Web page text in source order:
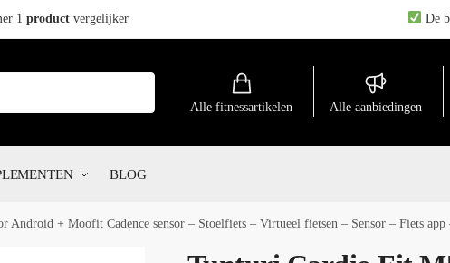
1 productvergelijker De
Alle fitnessartikelen Alle aanbiedingen
BLOG
+ Moofit Cadence sensor – Stoelfiets – Virtueel fietsen – Sensor – Fiets